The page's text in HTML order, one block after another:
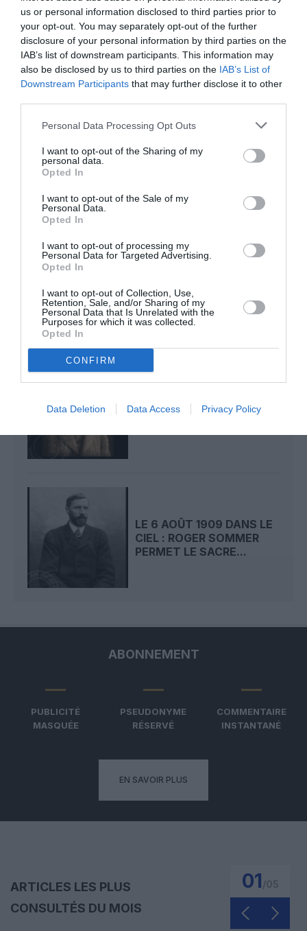
us or personal information disclosed to third parties prior to
your opt-out. You may separately opt-out of the further
disclosure of your personal information by third parties on the
IAB’s list of downstream participants. This information may
also be disclosed by us to third parties on the IAB’s List of
Downstream Participants that may further disclose it to other
Personal Data Processing Opt Outs
I want to opt-out of the Sharing of my
personal data.
Opted In
I want to opt-out of the Sale of my
Personal Data.
Opted In
I want to opt-out of processing my
Personal Data for Targeted Advertising.
Opted In
I want to opt-out of Collection, Use,
Retention, Sale, and/or Sharing of my
Personal Data that Is Unrelated with the
Purposes for which it was collected.
Opted In
CONFIRM
Data Deletion Data Access Privacy Policy
aérien vers l’Amérique latine
a commenté l'article :
A380 de Lufthansa : les « vrais » sièges hublot en
histoire de l'aviation
LIRE AUSSI
LE 8 AOÛT 1908 DANS LE
DÉMONSTRATION
PUBLIQUE...
CIEL : ROGER SOMMER
FAIT ENCORE
LE 6 AOÛT 1909 DANS LE
CIEL : ROGER SOMMER
PERMET LE SACRE...
ABONNEMENT
PUBLICITÉ
MASQUÉE
PSEUDONYME
RÉSERVÉ
COMMENTAIRE
INSTANTANÉ
EN SAVOIR PLUS
ARTICLES LES PLUS
CONSULTÉS DU MOIS
01